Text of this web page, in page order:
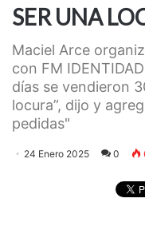
SER UNA
Maciel Arce
con FM
días se vendieron
locura”, dijo y
pedidas"
24 Enero 2025 0